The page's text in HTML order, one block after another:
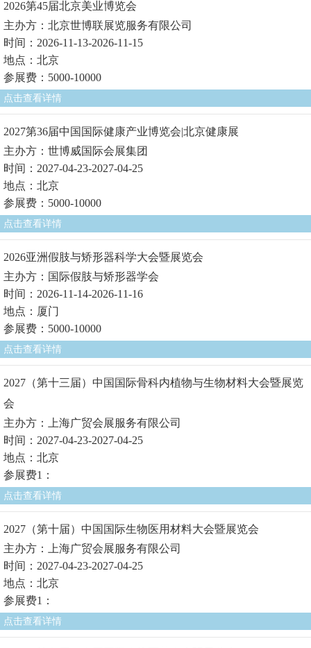
2026第45届北京美业博览会
主办方：北京世博联展览服务有限公司
时间：2026-11-13-2026-11-15
地点：北京
参展费：5000-10000
点击查看详情
2027第36届中国国际健康产业博览会|北京健康展
主办方：世博威国际会展集团
时间：2027-04-23-2027-04-25
地点：北京
参展费：5000-10000
点击查看详情
2026亚洲假肢与矫形器科学大会暨展览会
主办方：国际假肢与矫形器学会
时间：2026-11-14-2026-11-16
地点：厦门
参展费：5000-10000
点击查看详情
2027（第十三届）中国国际骨科内植物与生物材料大会暨展览
会
主办方：上海广贸会展服务有限公司
时间：2027-04-23-2027-04-25
地点：北京
参展费1：
点击查看详情
2027（第十届）中国国际生物医用材料大会暨展览会
主办方：上海广贸会展服务有限公司
时间：2027-04-23-2027-04-25
地点：北京
参展费1：
点击查看详情